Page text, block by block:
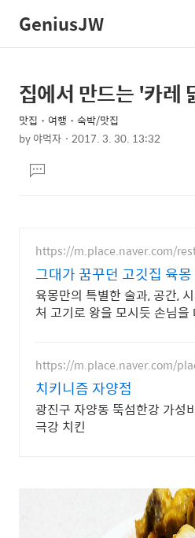
GeniusJW
상
세
컨
텐
츠
본
문
제
목
집에서 만드는 '카레
맛집・여행・숙박/맛집
by야먹자 2017. 3. 30. 13:32
문댓
글
https://m.place.naver.com/
그대가 꿈꾸던 고깃집 육몽
육몽만의 특별한 술과, 공간,
처 고기로 왕을 모시듯 손님을
https://m.place.naver.com/
치키니즘 자양점
광진구 자양동 뚝섬한강 가성
극강 치킨